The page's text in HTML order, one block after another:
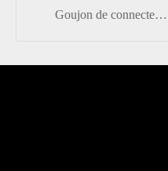
Goujon de connecteur de cisaillement à haute résistance avec virole en céramique